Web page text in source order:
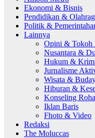
Ekonomi & Bisnis
Pendidikan &
Politik &
Lainnya
Opini & Tokoh
Nusantara &
Hukum &
Jurnalisme
Wisata &
Hiburan &
Konseling
Iklan Baris
Fhoto & Video
Redaksi
The Moluccas